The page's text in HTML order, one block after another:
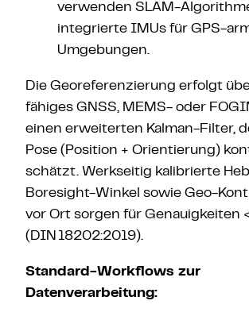
verwenden SLAM-
integrierte IMUs für GPS-
Umgebungen.
Die Georeferenzierung erfolgt
fähiges GNSS, MEMS- oder
einen erweiterten Kalman-Filter,
Pose (Position + Orientierung)
schätzt. Werkseitig kalibrierte
Boresight-Winkel sowie Geo-
vor Ort sorgen für Genauigkeiten <
(DIN 18202:2019).
Standard-Workflows zur
Datenverarbeitung: